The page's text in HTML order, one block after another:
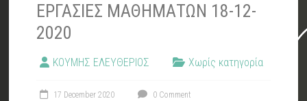
ΕΡΓΑΣΙΕΣ ΜΑΘΗΜΑΤΩΝ 18-12-
2020
ΚΟΥΜΗΣ ΕΛΕΥΘΕΡΙΟΣ Χωρίς κατηγορία
17 December 2020 0 Comment